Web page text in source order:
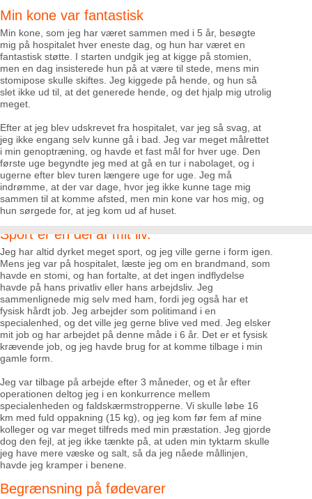
Min kone var fantastisk
Min kone, som jeg har været sammen med i 5 år, besøgte
mig på hospitalet hver eneste dag, og hun har været en
fantastisk støtte. I starten undgik jeg at kigge på stomien,
men en dag insisterede hun på at være til stede, mens min
stomipose skulle skiftes. Jeg kiggede på hende, og hun så
slet ikke ud til, at det generede hende, og det hjalp mig utrolig
meget.
Efter at jeg blev udskrevet fra hospitalet, var jeg så svag, at
jeg ikke engang selv kunne gå i bad. Jeg var meget målrettet
i min genoptræning, og havde et fast mål for hver uge. Den
første uge begyndte jeg med at gå en tur i nabolaget, og i
ugerne efter blev turen længere uge for uge. Jeg må
indrømme, at der var dage, hvor jeg ikke kunne tage mig
sammen til at komme afsted, men min kone var hos mig, og
hun sørgede for, at jeg kom ud af huset.
Sport er en del af mit liv.
Jeg har altid dyrket meget sport, og jeg ville gerne i form igen.
Mens jeg var på hospitalet, læste jeg om en brandmand, som
havde en stomi, og han fortalte, at det ingen indflydelse
havde på hans privatliv eller hans arbejdsliv. Jeg
sammenlignede mig selv med ham, fordi jeg også har et
fysisk hårdt job. Jeg arbejder som politimand i en
specialenhed, og det ville jeg gerne blive ved med. Jeg elsker
mit job og har arbejdet på denne måde i 6 år. Det er et fysisk
krævende job, og jeg havde brug for at komme tilbage i min
gamle form.
Jeg var tilbage på arbejde efter 3 måneder, og et år efter
operationen deltog jeg i en konkurrence mellem
specialenheden og faldskærmstropperne. Vi skulle løbe 16
km med fuld oppakning (15 kg), og jeg kom før fem af mine
kolleger og var meget tilfreds med min præstation. Jeg gjorde
dog den fejl, at jeg ikke tænkte på, at uden min tyktarm skulle
jeg have mere væske og salt, så da jeg nåede mållinjen,
havde jeg kramper i benene.
Begrænsning på fødevarer